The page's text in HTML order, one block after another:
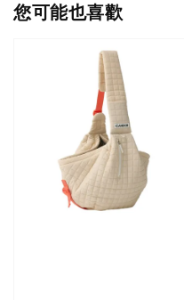
您可能也喜歡